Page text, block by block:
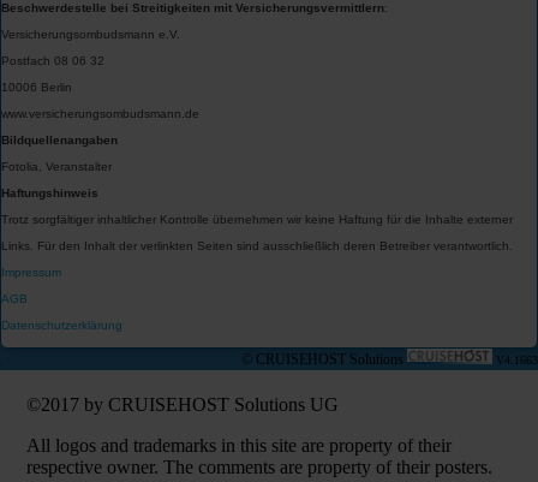
Beschwerdestelle bei Streitigkeiten mit Versicherungsvermittlern:
Versicherungsombudsmann e.V.
Postfach 08 06 32
10006 Berlin
www.versicherungsombudsmann.de
Bildquellenangaben
Fotolia, Veranstalter
Haftungshinweis
Trotz sorgfältiger inhaltlicher Kontrolle übernehmen wir keine Haftung für die Inhalte externer
Links. Für den Inhalt der verlinkten Seiten sind ausschließlich deren Betreiber verantwortlich.
Impressum
AGB
Datenschutzerklärung
© CRUISEHOST Solutions V4.1663
©2017 by CRUISEHOST Solutions UG
All logos and trademarks in this site are property of their
respective owner. The comments are property of their posters.